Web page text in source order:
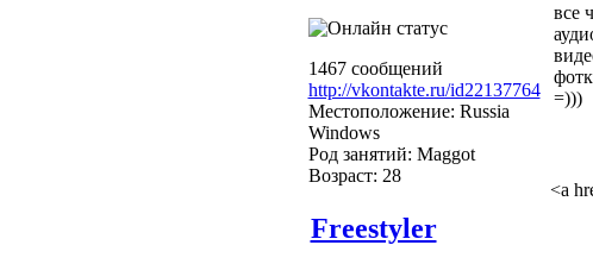
1467 сообщений
http://vkontakte.ru/id22137764
Местоположение: Russia
Windows
Род занятий: Maggot
Возраст: 28
все
=)))
<a
Freestyler